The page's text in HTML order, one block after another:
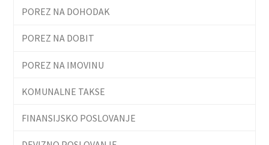
POREZ NA DOHODAK
POREZ NA DOBIT
POREZ NA IMOVINU
KOMUNALNE TAKSE
FINANSIJSKO POSLOVANJE